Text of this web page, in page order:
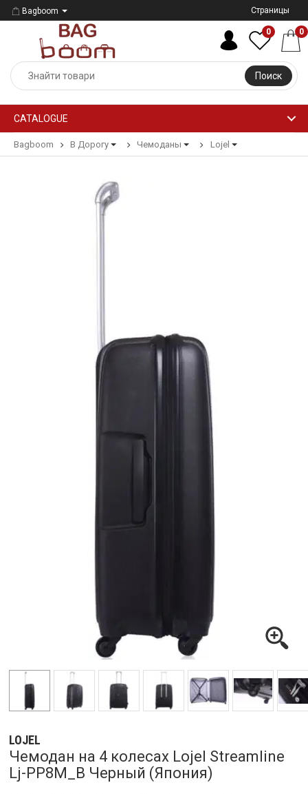
Bagboom Страницы
Поиск
0 0
CATALOGUE
Bagboom В Дорогу Чемоданы Lojel
LOJEL
Чемодан на 4 колесах Lojel Streamline
Lj-PP8M_B Черный (Япония)